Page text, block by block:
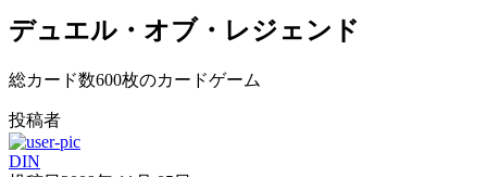
デュエル・オブ・レジェンド
総カード数600枚のカードゲーム
投稿者
DIN